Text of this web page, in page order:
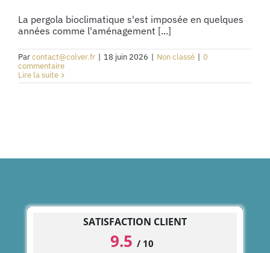
La pergola bioclimatique s'est imposée en quelques
années comme l'aménagement [...]
Parcontact@colver.fr | 18 juin 2026 | Non classé | 0
commentaire
Lire la suite
SATISFACTION CLIENT
9.5 / 10